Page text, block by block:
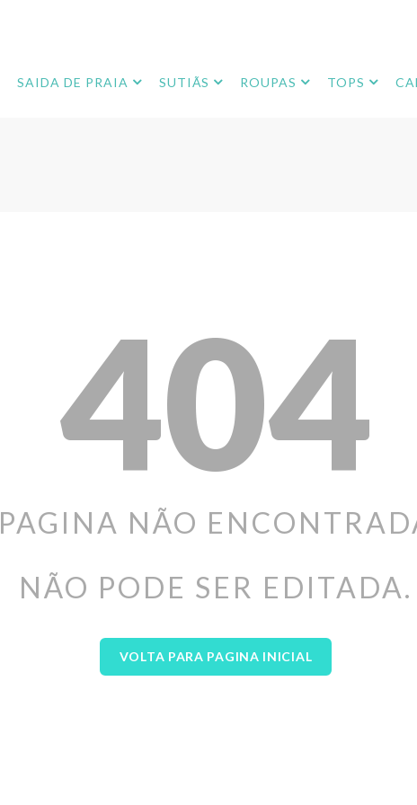
SAIDA DE PRAIA SUTIÃS ROUPAS TOPS
404
PAGINA NÃO
NÃO PODE SER EDITADA.
VOLTA PARA PAGINA INICIAL